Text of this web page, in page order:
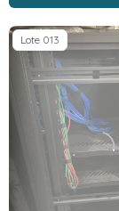
Lote 013